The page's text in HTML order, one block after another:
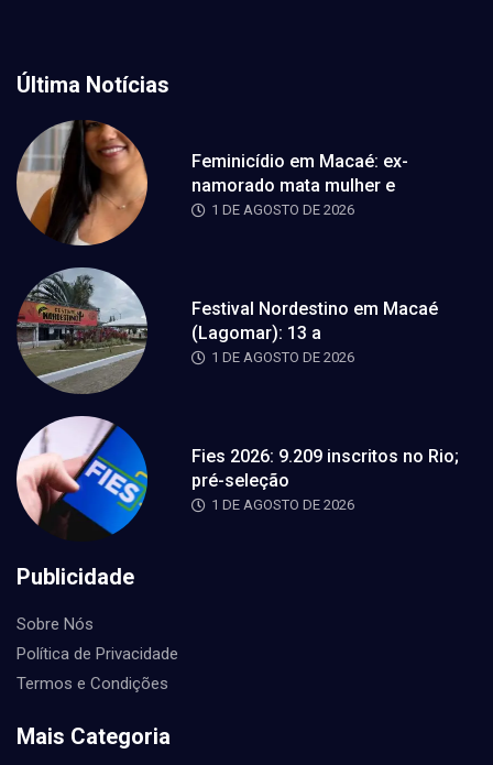
Última Notícias
Feminicídio em Macaé: ex-
namorado mata mulher e
1 DE AGOSTO DE 2026
Festival Nordestino em Macaé
(Lagomar): 13 a
1 DE AGOSTO DE 2026
Fies 2026: 9.209 inscritos no Rio;
pré-seleção
1 DE AGOSTO DE 2026
Publicidade
Sobre Nós
Política de Privacidade
Termos e Condições
Mais Categoria